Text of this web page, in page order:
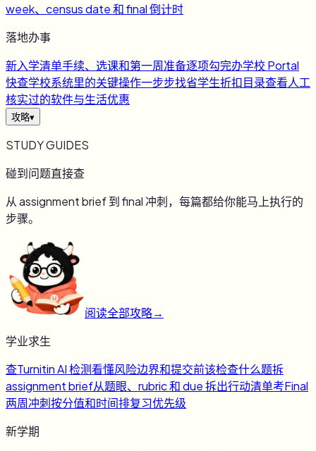
week、census date 和 final 倒计时
落地办事
新入学清单手续、选课和第一周准备逐项勾完办学校 Portal
快查学校系统里的关键操作一步步找省学生折扣目录查看人工
核实过的软件与生活优惠
攻略▾
STUDY GUIDES
碰到问题直接查
从 assignment brief 到 final 冲刺，每篇都给你能马上执行的
步骤。
阅读全部攻略→
学业求生
查Turnitin AI 检测看懂风险边界和提交前该检查什么题拆
assignment brief从题眼、rubric 和 due 拆出行动清单考Final
两周冲刺按分值和时间排复习优先级
新学期